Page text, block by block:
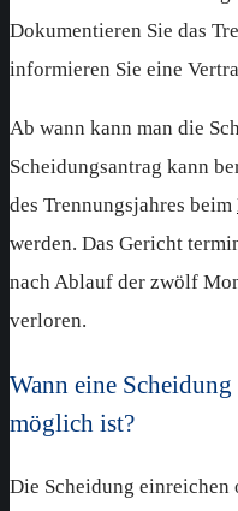
Dokumentieren Sie das
informieren Sie eine
Ab wann kann man die
Scheidungsantrag kann
des Trennungsjahres beim
werden. Das Gericht
nach Ablauf der zwölf
verloren.
Wann eine
möglich ist?
Die Scheidung einreichen